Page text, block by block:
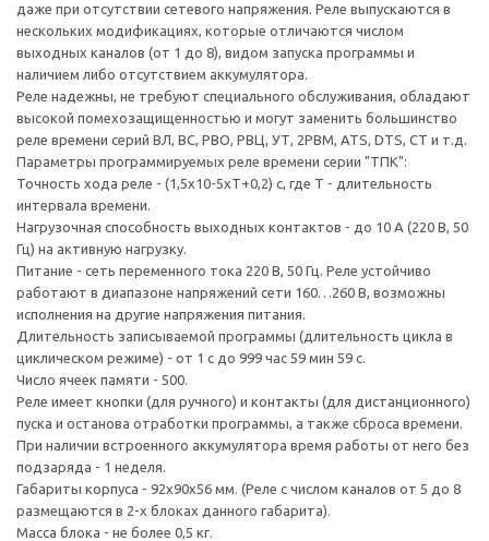
даже при отсутствии сетевого напряжения. Реле выпускаются в
нескольких модификациях, которые отличаются числом
выходных каналов (от 1 до 8), видом запуска программы и
наличием либо отсутствием аккумулятора.
Реле надежны, не требуют специального обслуживания, обладают
высокой помехозащищенностью и могут заменить большинство
реле времени серий ВЛ, ВС, РВО, РВЦ, УТ, 2РВМ, ATS, DTS, CT и т.д.
Параметры программируемых реле времени серии "ТПК":
Точность хода реле - (1,5х10-5хТ+0,2) с, где Т - длительность
интервала времени.
Нагрузочная способность выходных контактов - до 10 А (220 В, 50
Гц) на активную нагрузку.
Питание - сеть переменного тока 220 В, 50 Гц. Реле устойчиво
работают в диапазоне напряжений сети 160…260 В, возможны
исполнения на другие напряжения питания.
Длительность записываемой программы (длительность цикла в
циклическом режиме) - от 1 с до 999 час 59 мин 59 с.
Число ячеек памяти - 500.
Реле имеет кнопки (для ручного) и контакты (для дистанционного)
пуска и останова отработки программы, а также сброса времени.
При наличии встроенного аккумулятора время работы от него без
подзаряда - 1 неделя.
Габариты корпуса - 92х90х56 мм. (Реле с числом каналов от 5 до 8
размещаются в 2-х блоках данного габарита).
Масса блока - не более 0,5 кг.